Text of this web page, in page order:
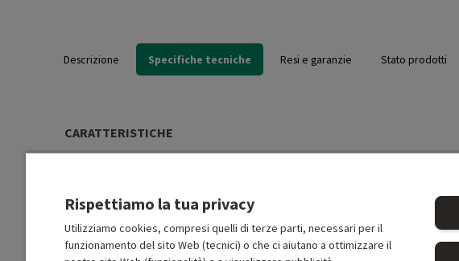
Descrizione Specifiche tecniche Resi e garanzie Stato prodotti
CARATTERISTICHE
Carica Frontale
Rispettiamo la tua privacy
Utilizziamo cookies, compresi quelli di terze parti, necessari per il
funzionamento del sito Web (tecnici) o che ci aiutano a ottimizzare il